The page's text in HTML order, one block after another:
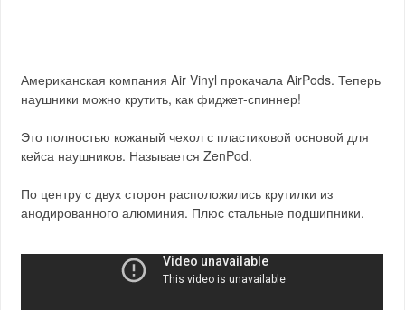
Американская компания Air Vinyl прокачала AirPods. Теперь
наушники можно крутить, как фиджет-спиннер!
Это полностью кожаный чехол с пластиковой основой для
кейса наушников. Называется ZenPod.
По центру с двух сторон расположились крутилки из
анодированного алюминия. Плюс стальные подшипники.